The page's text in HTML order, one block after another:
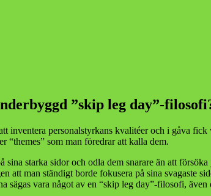
”skip leg day”-
inventera personalstyrkans kvalitéer och i gåva
“themes” som man föredrar att kalla dem.
starka sidor och odla dem snarare än att
att man ständigt borde fokusera på sina svagaste
sägas vara något av en “skip leg day”-filosofi,